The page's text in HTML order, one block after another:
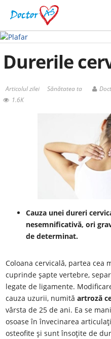
Durerile
Articolul zilei Sănătatea ta
1.6K
Cauza unei dureri
nesemnificativă, ori
de determinat.
Coloana cervicală, partea cea
cuprinde șapte vertebre,
legate de ligamente.
cauza uzurii, numită artroză
vârsta de 25 de ani. Ea se
osoase în învecinarea
osteofite și sunt însoțite de